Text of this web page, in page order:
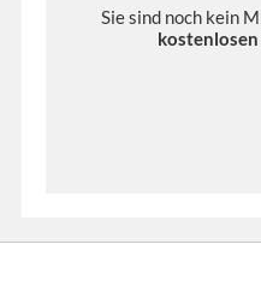
Sie sind noch kein